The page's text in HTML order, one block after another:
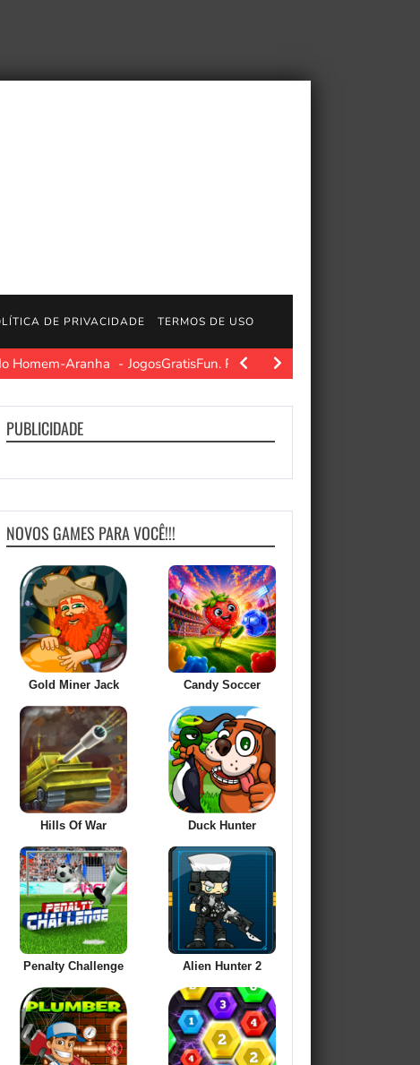
DE PRIVACIDADE TERMOS DE USO
Homem-Aranha JogosGratisFun. Polygon.com. Fonte da
PUBLICIDADE
NOVOS GAMES PARA VOCÊ!!!
Gold Miner Jack Candy Soccer
Hills Of War Duck Hunter
Penalty Challenge Alien Hunter 2